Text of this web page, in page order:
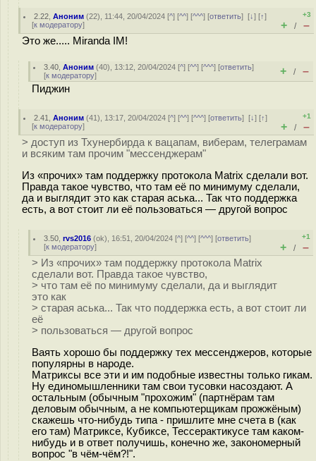
2.22 ,Аноним (22), 11:44, 20/04/2024 [^] [^^] [^^^] [ответить][↓] [↑]
[к модератору]
+3
+ / –
Это же..... Miranda IM!
3.40 ,Аноним (40), 13:12, 20/04/2024 [^] [^^] [^^^] [ответить]
[к модератору] + / –
Пиджин
2.41 ,Аноним (41), 13:17, 20/04/2024 [^] [^^] [^^^] [ответить][↓] [↑]
[к модератору]
+1
+ / –
> доступ из Тхунербирда к вацапам, виберам, телеграмам
и всяким там прочим "мессенджерам"
Из «прочих» там поддержку протокола Matrix сделали вот.
Правда такое чувство, что там её по минимуму сделали,
да и выглядит это как старая аська... Так что поддержка
есть, а вот стоит ли её пользоваться — другой вопрос
3.50 ,rvs2016 (ok), 16:51, 20/04/2024 [^] [^^] [^^^] [ответить]
[к модератору]
+1
+ / –
> Из «прочих» там поддержку протокола Matrix
сделали вот. Правда такое чувство,
> что там её по минимуму сделали, да и выглядит
это как
> старая аська... Так что поддержка есть, а вот стоит ли
её
> пользоваться — другой вопрос
Ваять хорошо бы поддержку тех мессенджеров, которые
популярны в народе.
Матриксы все эти и им подобные известны только гикам.
Ну единомышленники там свои тусовки насоздают. А
остальным (обычным "прохожим" (партнёрам там
деловым обычным, а не компьютерщикам прожжёным)
скажешь что-нибудь типа - пришлите мне счета в (как
его там) Матриксе, Кубиксе, Тессерактикусе там каком-
нибудь и в ответ получишь, конечно же, закономерный
вопрос "в чём-чём?!".